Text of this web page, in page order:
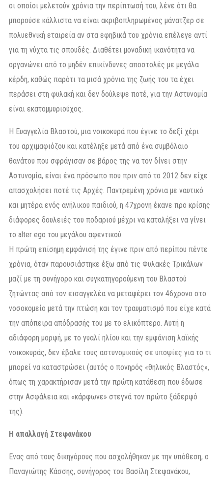
οι οποίοι μελετούν χρόνια την περίπτωσή του, λένε ότι θα
μπορούσε κάλλιστα να είναι ακριβοπληρωμένος μάνατζερ σε
πολυεθνική εταιρεία αν στα εφηβικά του χρόνια επέλεγε αντί
για τη νύχτα τις σπουδές. Διαθέτει μοναδική ικανότητα να
οργανώνει από το μηδέν επικίνδυνες αποστολές με μεγάλα
κέρδη, καθώς παρότι τα μισά χρόνια της ζωής του τα έχει
περάσει στη φυλακή και δεν δούλεψε ποτέ, για την Αστυνομία
είναι εκατομμυριούχος.
Η Ευαγγελία Βλαστού, μια νοικοκυρά που έγινε το δεξί χέρι
του αρχιμαφιόζου και κατέληξε μετά από ένα συμβόλαιο
θανάτου που σφράγισαν σε βάρος της να τον δίνει στην
Αστυνομία, είναι ένα πρόσωπο που πριν από το 2012 δεν είχε
απασχολήσει ποτέ τις Αρχές. Παντρεμένη χρόνια με ναυτικό
και μητέρα ενός ανήλικου παιδιού, η 47χρονη έκανε προ κρίσης
διάφορες δουλειές του ποδαριού μέχρι να καταλήξει να γίνει
το alter ego του μεγάλου αφεντικού.
Η πρώτη επίσημη εμφάνισή της έγινε πριν από περίπου πέντε
χρόνια, όταν παρουσιάστηκε έξω από τις Φυλακές Τρικάλων
μαζί με τη συνήγορο και συγκατηγορούμενη του Βλαστού
ζητώντας από τον εισαγγελέα να μεταφέρει τον 46χρονο στο
νοσοκομείο μετά την πτώση και τον τραυματισμό που είχε κατά
την απόπειρα απόδρασής του με το ελικόπτερο. Αυτή η
αδιάφορη μορφή, με το γυαλί ηλίου και την εμφάνιση λαϊκής
νοικοκυράς, δεν έβαλε τους αστυνομικούς σε υποψίες για το τι
μπορεί να καταστρώσει (αυτός ο πονηρός «θηλυκός Βλαστός»,
όπως τη χαρακτήρισαν μετά την πρώτη κατάθεση που έδωσε
στην Ασφάλεια και «κάρφωνε» στεγνά τον πρώτο ξάδερφό
της).
Η απαλλαγή Στεφανάκου
Ενας από τους δικηγόρους που ασχολήθηκαν με την υπόθεση, ο
Παναγιώτης Κάσσης, συνήγορος του Βασίλη Στεφανάκου,